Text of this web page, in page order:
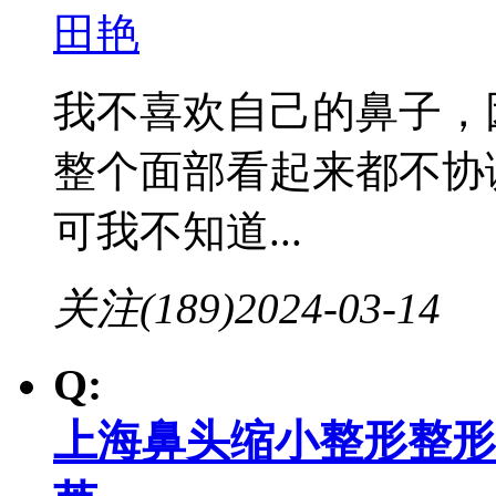
田艳
我不喜欢自己的鼻子
整个面部看起来都不
可我不知道...
关注(189)2024-03-14
Q:
上海鼻头缩小整形整